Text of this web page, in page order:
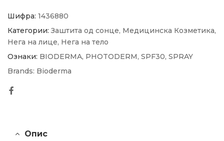
Шифра: 1436880
Категории: Заштита од сонце, Медицинска Козметика,
Нега на лице, Нега на тело
Ознаки: BIODERMA, PHOTODERM, SPF30, SPRAY
Brands: Bioderma
Опис